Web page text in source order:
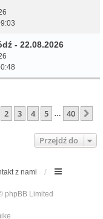
- 22.08.2026
1 z40
2 3 4 5 … 40
Przejdź do
z nami
phpBB Limited